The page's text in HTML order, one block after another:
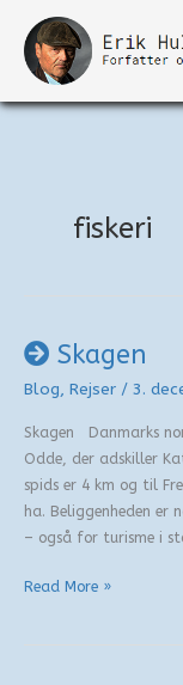
indholdet
fiskeri
Skagen
Blog, Rejser / 3.
Skagen Danmarks
Odde, der adskiller
spids er 4 km og til
ha. Beliggenheden
– også for turisme i
Skagen
Read More »